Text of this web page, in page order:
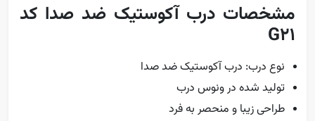
مشخصات درب آکوستیک ضد صدا کد
G21
نوع درب: درب آکوستیک ضد صدا
تولید شده در ونوس درب
طراحی زیبا و منحصر به فرد